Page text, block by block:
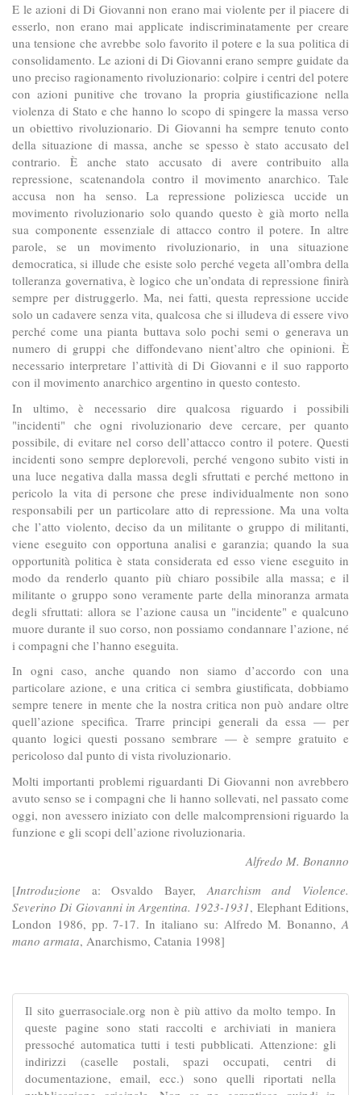
E le azioni di Di Giovanni non erano mai violente per il piacere di
esserlo, non erano mai applicate indiscriminatamente per creare
una tensione che avrebbe solo favorito il potere e la sua politica di
consolidamento. Le azioni di Di Giovanni erano sempre guidate da
uno preciso ragionamento rivoluzionario: colpire i centri del potere
con azioni punitive che trovano la propria giustificazione nella
violenza di Stato e che hanno lo scopo di spingere la massa verso
un obiettivo rivoluzionario. Di Giovanni ha sempre tenuto conto
della situazione di massa, anche se spesso è stato accusato del
contrario. È anche stato accusato di avere contribuito alla
repressione, scatenandola contro il movimento anarchico. Tale
accusa non ha senso. La repressione poliziesca uccide un
movimento rivoluzionario solo quando questo è già morto nella
sua componente essenziale di attacco contro il potere. In altre
parole, se un movimento rivoluzionario, in una situazione
democratica, si illude che esiste solo perché vegeta all’ombra della
tolleranza governativa, è logico che un’ondata di repressione finirà
sempre per distruggerlo. Ma, nei fatti, questa repressione uccide
solo un cadavere senza vita, qualcosa che si illudeva di essere vivo
perché come una pianta buttava solo pochi semi o generava un
numero di gruppi che diffondevano nient’altro che opinioni. È
necessario interpretare l’attività di Di Giovanni e il suo rapporto
con il movimento anarchico argentino in questo contesto.
In ultimo, è necessario dire qualcosa riguardo i possibili
"incidenti" che ogni rivoluzionario deve cercare, per quanto
possibile, di evitare nel corso dell’attacco contro il potere. Questi
incidenti sono sempre deplorevoli, perché vengono subito visti in
una luce negativa dalla massa degli sfruttati e perché mettono in
pericolo la vita di persone che prese individualmente non sono
responsabili per un particolare atto di repressione. Ma una volta
che l’atto violento, deciso da un militante o gruppo di militanti,
viene eseguito con opportuna analisi e garanzia; quando la sua
opportunità politica è stata considerata ed esso viene eseguito in
modo da renderlo quanto più chiaro possibile alla massa; e il
militante o gruppo sono veramente parte della minoranza armata
degli sfruttati: allora se l’azione causa un "incidente" e qualcuno
muore durante il suo corso, non possiamo condannare l’azione, né
i compagni che l’hanno eseguita.
In ogni caso, anche quando non siamo d’accordo con una
particolare azione, e una critica ci sembra giustificata, dobbiamo
sempre tenere in mente che la nostra critica non può andare oltre
quell’azione specifica. Trarre principi generali da essa — per
quanto logici questi possano sembrare — è sempre gratuito e
pericoloso dal punto di vista rivoluzionario.
Molti importanti problemi riguardanti Di Giovanni non avrebbero
avuto senso se i compagni che li hanno sollevati, nel passato come
oggi, non avessero iniziato con delle malcomprensioni riguardo la
funzione e gli scopi dell’azione rivoluzionaria.
Alfredo M. Bonanno
[Introduzione a: Osvaldo Bayer, Anarchism and Violence.
Severino Di Giovanni in Argentina. 1923-1931, Elephant Editions,
London 1986, pp. 7-17. In italiano su: Alfredo M. Bonanno, A
mano armata, Anarchismo, Catania 1998]
Il sito guerrasociale.org non è più attivo da molto tempo. In
queste pagine sono stati raccolti e archiviati in maniera
pressoché automatica tutti i testi pubblicati. Attenzione: gli
indirizzi (caselle postali, spazi occupati, centri di
documentazione, email, ecc.) sono quelli riportati nella